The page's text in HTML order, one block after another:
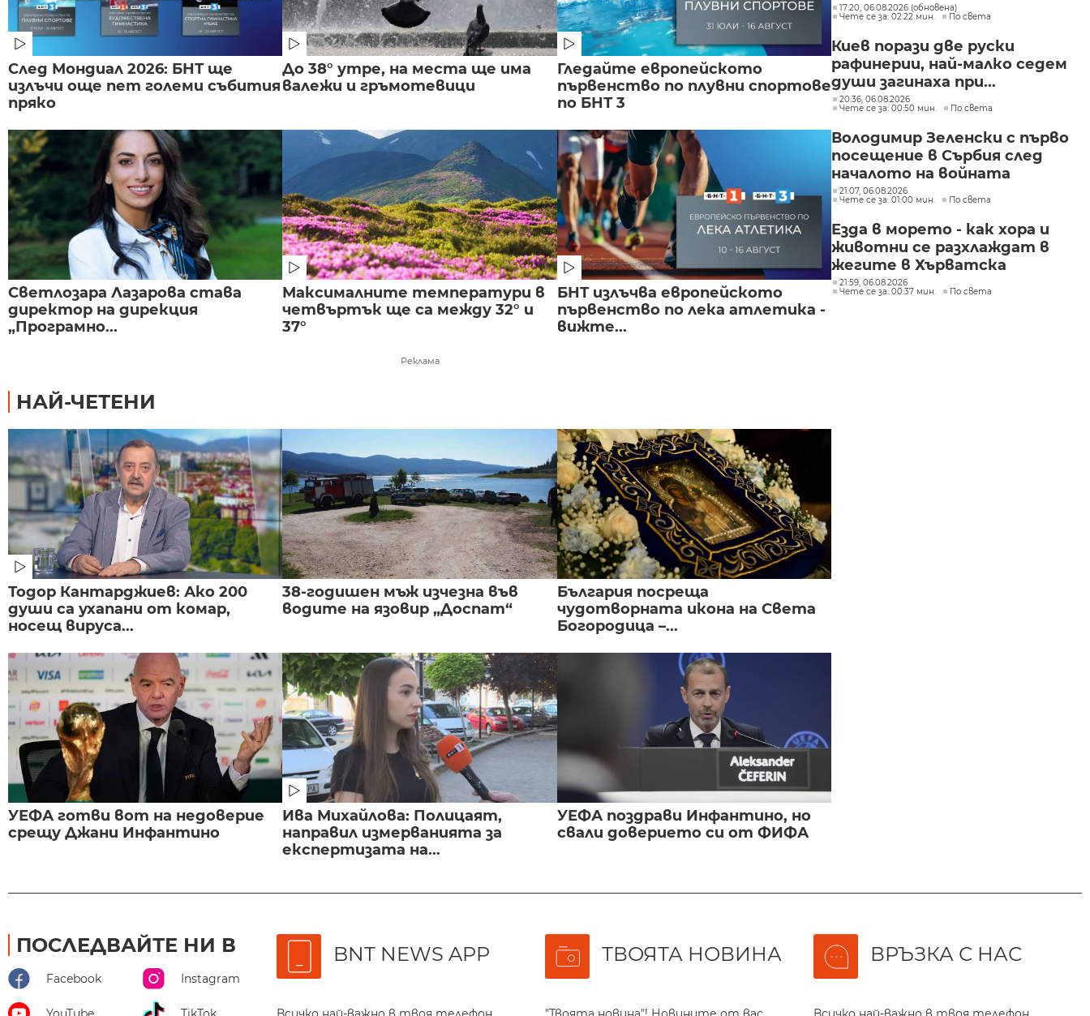
След Мондиал 2026: БНТ ще
излъчи още пет големи събития
пряко
До 38° утре, на места ще има
валежи и гръмотевици
Гледайте европейското
първенство по плувни спортове
по БНТ 3
Светлозара Лазарова става
директор на дирекция
„Програмно...
Максималните температури в
четвъртък ще са между 32° и
37°
БНТ излъчва европейското
първенство по лека атлетика -
вижте...
Реклама
НАЙ-ЧЕТЕНИ
Тодор Кантарджиев: Ако 200
души са ухапани от комар,
носещ вируса...
38-годишен мъж изчезна във
водите на язовир „Доспат“
България посреща
чудотворната икона на Света
Богородица –...
УЕФА готви вот на недоверие
срещу Джани Инфантино
Ива Михайлова: Полицаят,
направил измерванията за
експертизата на...
УЕФА поздрави Инфантино, но
свали доверието си от ФИФА
17:20, 06.08.2026 (обновена)
Чете се за: 02:22 мин.
По света
Киев порази две руски
рафинерии, най-малко седем
души загинаха при...
20:36, 06.08.2026
Чете се за: 00:50 мин.
По света
Володимир Зеленски с първо
посещение в Сърбия след
началото на войната
21:07, 06.08.2026
Чете се за: 01:00 мин.
По света
Езда в морето - как хора и
животни се разхлаждат в
жегите в Хърватска
21:59, 06.08.2026
Чете се за: 00:37 мин.
По света
ПОСЛЕДВАЙТЕ НИ В
Facebook Instagram
BNT NEWS APP ТВОЯТА НОВИНА ВРЪЗКА С НАС